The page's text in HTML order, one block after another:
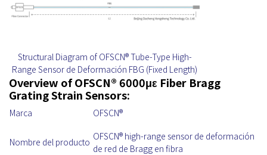
Structural Diagram of OFSCN® Tube-Type High-
Range Sensor de Deformación FBG (Fixed Length)
Overview of OFSCN® 6000με Fiber Bragg
Grating Strain Sensors:
Marca OFSCN®
Nombre del producto OFSCN® high-range sensor de deformación
de red de Bragg en fibra